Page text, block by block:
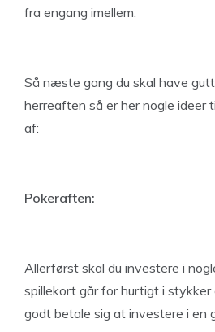
fra engang imellem.
Så næste gang du skal have
herreaften så er her nogle ideer
af:
Pokeraften:
Allerførst skal du investere i
spillekort går for hurtigt i
godt betale sig at investere i en